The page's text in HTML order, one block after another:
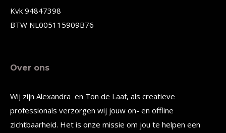
de
productpagina
Kvk 94847398
BTW NL005115909B76
Over ons
Wij zijn Alexandra en Ton de Laaf, als creatieve
professionals verzorgen wij jouw on- en offline
zichtbaarheid. Het is onze missie om jou te helpen een